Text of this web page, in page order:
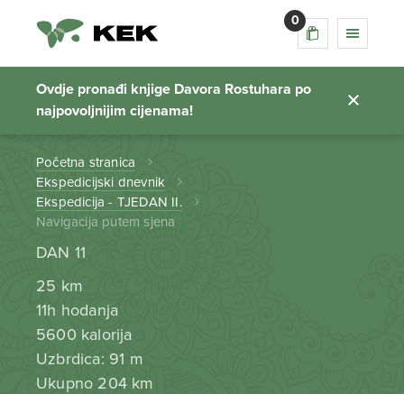
0
Ovdje pronađi knjige Davora Rostuhara po
najpovoljnijim cijenama!
Navigacija putem
sjena
Početna stranica
Ekspedicijski dnevnik
Ekspedicija - TJEDAN II.
Navigacija putem sjena
DAN 11
25 km
11h hodanja
5600 kalorija
Uzbrdica: 91 m
Ukupno 204 km